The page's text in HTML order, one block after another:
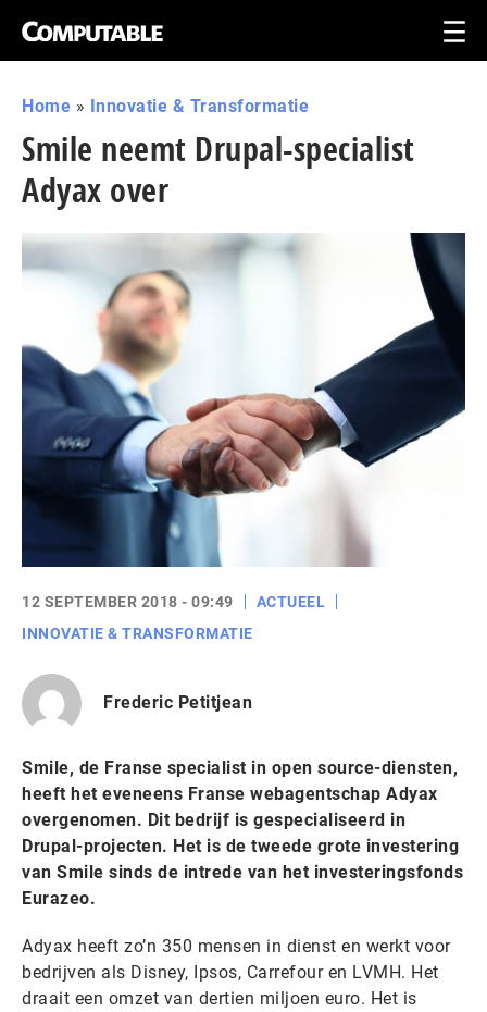
Home » Innovatie & Transformatie
Smile neemt Drupal-specialist
Adyax over
12 SEPTEMBER 2018 - 09:49
ACTUEEL
INNOVATIE & TRANSFORMATIE
Frederic Petitjean
Smile, de Franse specialist in open source-diensten,
heeft het eveneens Franse webagentschap Adyax
overgenomen. Dit bedrijf is gespecialiseerd in
Drupal-projecten. Het is de tweede grote investering
van Smile sinds de intrede van het investeringsfonds
Eurazeo.
Adyax heeft zo’n 350 mensen in dienst en werkt voor
bedrijven als Disney, Ipsos, Carrefour en LVMH. Het
draait een omzet van dertien miljoen euro. Het is